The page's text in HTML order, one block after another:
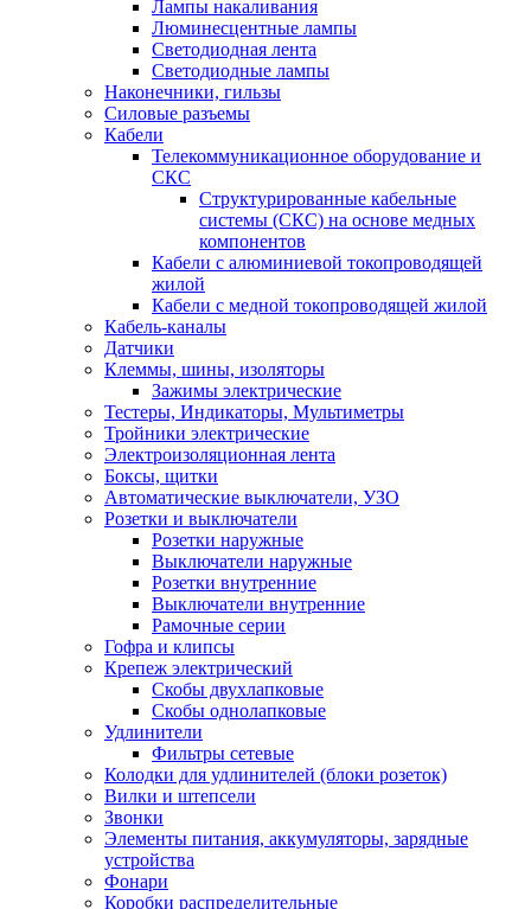
Лампы накаливания
Люминесцентные лампы
Светодиодная лента
Светодиодные лампы
Наконечники, гильзы
Силовые разъемы
Кабели
Телекоммуникационное оборудование и
СКС
Структурированные кабельные
системы (СКС) на основе медных
компонентов
Кабели с алюминиевой токопроводящей
жилой
Кабели с медной токопроводящей жилой
Кабель-каналы
Датчики
Клеммы, шины, изоляторы
Зажимы электрические
Тестеры, Индикаторы, Мультиметры
Тройники электрические
Электроизоляционная лента
Боксы, щитки
Автоматические выключатели, УЗО
Розетки и выключатели
Розетки наружные
Выключатели наружные
Розетки внутренние
Выключатели внутренние
Рамочные серии
Гофра и клипсы
Крепеж электрический
Скобы двухлапковые
Скобы однолапковые
Удлинители
Фильтры сетевые
Колодки для удлинителей (блоки розеток)
Вилки и штепсели
Звонки
Элементы питания, аккумуляторы, зарядные
устройства
Фонари
Коробки распределительные